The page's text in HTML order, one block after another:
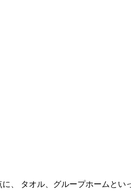
、 タオル、グループホームとい